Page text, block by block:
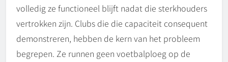
volledig ze functioneel blijft nadat die sterkhouders
vertrokken zijn. Clubs die die capaciteit consequent
demonstreren, hebben de kern van het probleem
begrepen. Ze runnen geen voetbalploeg op de